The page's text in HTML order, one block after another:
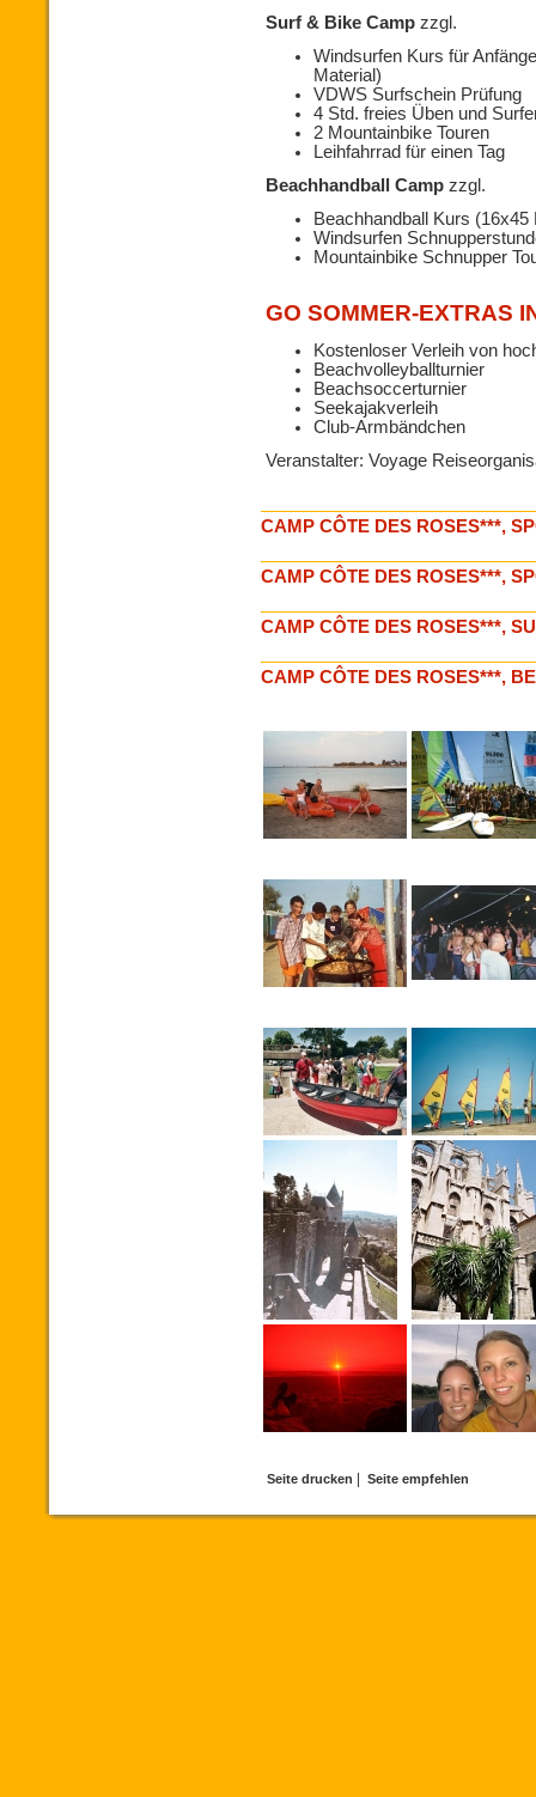
Surf & Bike Camp zzgl.
Windsurfen Kurs für
Material)
VDWS Surfschein Prüfung
4 Std. freies Üben und
2 Mountainbike Touren
Leihfahrrad für einen Tag
Beachhandball Camp zzgl.
Beachhandball Kurs (16x45
Windsurfen
Mountainbike Schnupper
GO SOMMER-EXTRAS
Kostenloser Verleih von
Beachvolleyballturnier
Beachsoccerturnier
Seekajakverleih
Club-Armbändchen
Veranstalter: Voyage
CAMP CÔTE DES ROSES***,
CAMP CÔTE DES ROSES***,
CAMP CÔTE DES ROSES***,
CAMP CÔTE DES ROSES***,
Seite drucken Seite empfehlen